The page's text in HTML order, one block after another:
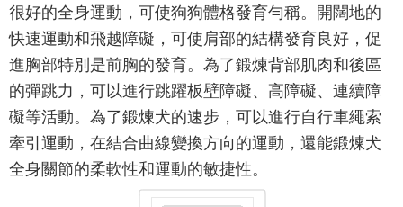
很好的全身運動，可使狗狗體格發育勻稱。開闊地的
快速運動和飛越障礙，可使肩部的結構發育良好，促
進胸部特別是前胸的發育。為了鍛煉背部肌肉和後區
的彈跳力，可以進行跳躍板壁障礙、高障礙、連續障
礙等活動。為了鍛煉犬的速步，可以進行自行車繩索
牽引運動，在結合曲線變換方向的運動，還能鍛煉犬
全身關節的柔軟性和運動的敏捷性。